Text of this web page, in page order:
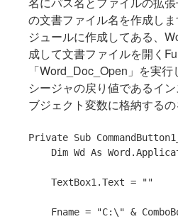
の文書ファイル名を作成し
ジュールに作成してある、
成して文書ファイルを開く
「Word_Doc_Open」を実
シージャの戻り値であるイ
ブジェクト変数に格納するの
Private Sub
Dim Wd As
    TextBox1.Text =
""
    Fname =
"C:\" &